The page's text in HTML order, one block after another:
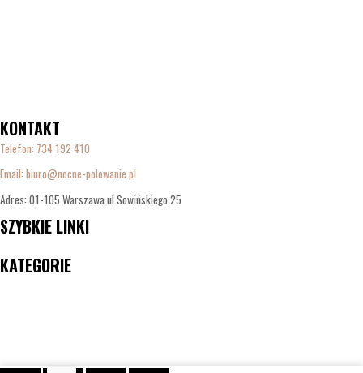
KONTAKT
Telefon: 734 192 410
Email: biuro@nocne-polowanie.pl
Adres: 01-105 Warszawa ul.Sowińskiego 25
SZYBKIE LINKI
KATEGORIE